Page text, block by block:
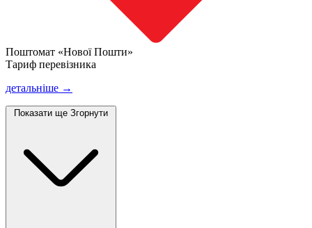
Поштомат «Нової Пошти»
Тариф перевізника
детальніше →
Показати ще Згорнути